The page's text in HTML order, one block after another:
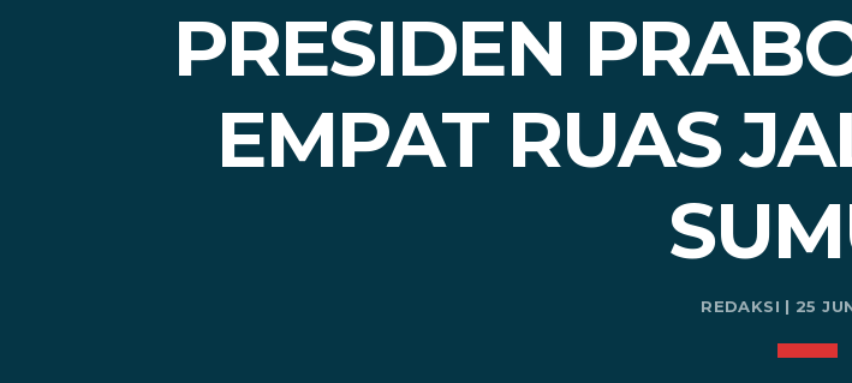
PRESIDEN
EMPAT RUAS
REDAKSI | 25